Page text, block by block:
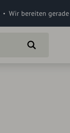
Wir bereiten gerade